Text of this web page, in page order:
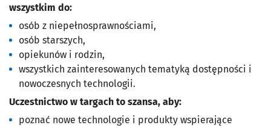
wszystkim do:
osób z niepełnosprawnościami,
osób starszych,
opiekunów i rodzin,
wszystkich zainteresowanych tematyką dostępności i
nowoczesnych technologii.
Uczestnictwo w targach to szansa, aby:
poznać nowe technologie i produkty wspierające